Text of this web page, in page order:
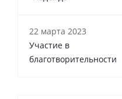
22 марта 2023
Участие в
благотворительности